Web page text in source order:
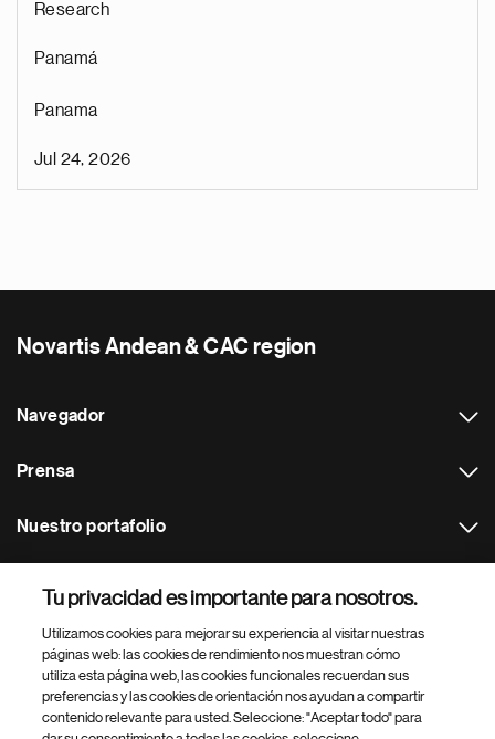
Research
Panamá
Panama
Jul 24, 2026
Novartis Andean & CAC region
Navegador
Prensa
Nuestro portafolio
Footer Site Search
Tu privacidad es importante para nosotros.
Utilizamos cookies para mejorar su experiencia al visitar nuestras
páginas web: las cookies de rendimiento nos muestran cómo
utiliza esta página web, las cookies funcionales recuerdan sus
preferencias y las cookies de orientación nos ayudan a compartir
contenido relevante para usted. Seleccione: "Aceptar todo" para